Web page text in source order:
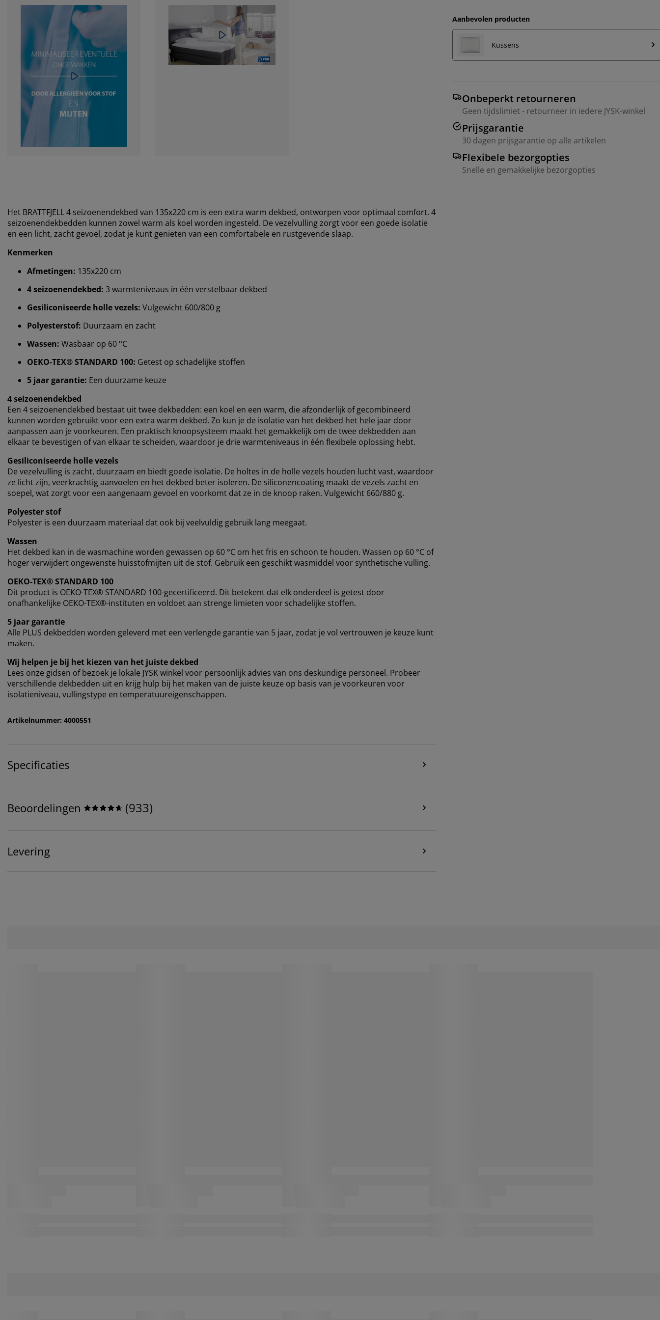
Aanbevolen producten
Kussens
Onbeperkt retourneren
Geen tijdslimiet - retourneer in iedere JYSK-winkel
Prijsgarantie
30 dagen prijsgarantie op alle artikelen
Flexibele bezorgopties
Snelle en gemakkelijke bezorgopties
Het BRATTFJELL 4 seizoenendekbed van 135x220 cm is een extra warm dekbed, ontworpen voor optimaal comfort. 4
seizoenendekbedden kunnen zowel warm als koel worden ingesteld. De vezelvulling zorgt voor een goede isolatie
en een licht, zacht gevoel, zodat je kunt genieten van een comfortabele en rustgevende slaap.
Kenmerken
Afmetingen: 135x220 cm
4 seizoenendekbed: 3 warmteniveaus in één verstelbaar dekbed
Gesiliconiseerde holle vezels: Vulgewicht 600/800 g
Polyesterstof: Duurzaam en zacht
Wassen: Wasbaar op 60 °C
OEKO-TEX® STANDARD 100: Getest op schadelijke stoffen
5 jaar garantie: Een duurzame keuze
4 seizoenendekbed
Een 4 seizoenendekbed bestaat uit twee dekbedden: een koel en een warm, die afzonderlijk of gecombineerd
kunnen worden gebruikt voor een extra warm dekbed. Zo kun je de isolatie van het dekbed het hele jaar door
aanpassen aan je voorkeuren. Een praktisch knoopsysteem maakt het gemakkelijk om de twee dekbedden aan
elkaar te bevestigen of van elkaar te scheiden, waardoor je drie warmteniveaus in één flexibele oplossing hebt.
Gesiliconiseerde holle vezels
De vezelvulling is zacht, duurzaam en biedt goede isolatie. De holtes in de holle vezels houden lucht vast, waardoor
ze licht zijn, veerkrachtig aanvoelen en het dekbed beter isoleren. De siliconencoating maakt de vezels zacht en
soepel, wat zorgt voor een aangenaam gevoel en voorkomt dat ze in de knoop raken. Vulgewicht 660/880 g.
Polyester stof
Polyester is een duurzaam materiaal dat ook bij veelvuldig gebruik lang meegaat.
Wassen
Het dekbed kan in de wasmachine worden gewassen op 60 °C om het fris en schoon te houden. Wassen op 60 °C of
hoger verwijdert ongewenste huisstofmijten uit de stof. Gebruik een geschikt wasmiddel voor synthetische vulling.
OEKO-TEX® STANDARD 100
Dit product is OEKO-TEX® STANDARD 100-gecertificeerd. Dit betekent dat elk onderdeel is getest door
onafhankelijke OEKO-TEX®-instituten en voldoet aan strenge limieten voor schadelijke stoffen.
5 jaar garantie
Alle PLUS dekbedden worden geleverd met een verlengde garantie van 5 jaar, zodat je vol vertrouwen je keuze kunt
maken.
Wij helpen je bij het kiezen van het juiste dekbed
Lees onze gidsen of bezoek je lokale JYSK winkel voor persoonlijk advies van ons deskundige personeel. Probeer
verschillende dekbedden uit en krijg hulp bij het maken van de juiste keuze op basis van je voorkeuren voor
isolatieniveau, vullingstype en temperatuureigenschappen.
Artikelnummer: 4000551
Specificaties
Beoordelingen (933)
Levering